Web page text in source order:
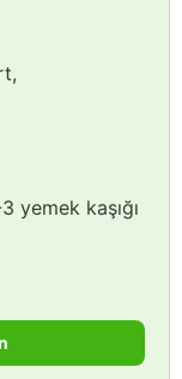
yemek kaşığı